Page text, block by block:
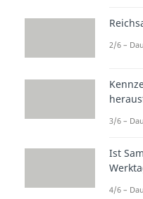
In
einen
warum
gegen
welche
musst.
2/6 –
3/6 –
Ist
4/6 –